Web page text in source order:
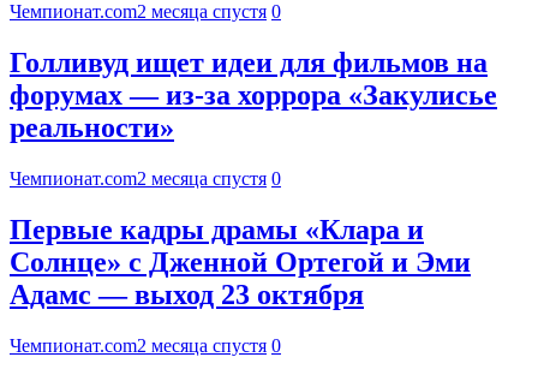
Чемпионат.com2 месяца спустя 0
Голливуд ищет идеи для фильмов на
форумах — из-за хоррора «Закулисье
реальности»
Чемпионат.com2 месяца спустя 0
Первые кадры драмы «Клара и
Солнце» с Дженной Ортегой и Эми
Адамс — выход 23 октября
Чемпионат.com2 месяца спустя 0